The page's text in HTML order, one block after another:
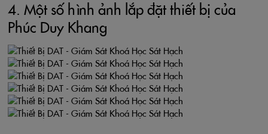
4. Một số hình ảnh lắp đặt thiết bị của
Phúc Duy Khang